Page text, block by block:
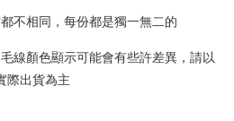
不相同，每份都是獨一無二的
線顏色顯示可能會有些許差異，請以
際出貨為主